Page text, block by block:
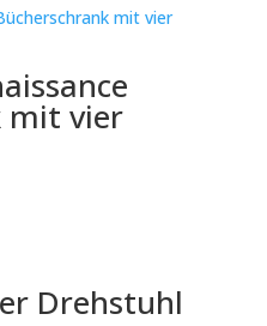
mit vier
Drehstuhl